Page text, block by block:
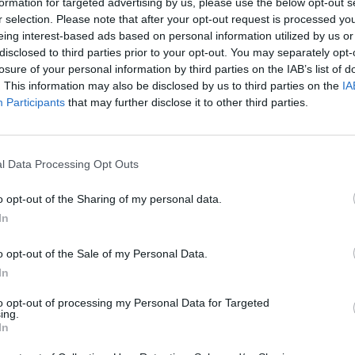
selection. Please note that after your opt-out request is processed
interest-based ads based on personal information utilized by us
to third parties prior to your opt-out. You may separately
of your personal information by third parties on the IAB’s list of
This information may also be disclosed by us to third parties on the
Participants that may further disclose it to other third parties.
Data Processing Opt Outs
opt-out of the Sharing of my personal data.
opt-out of the Sale of my Personal Data.
opt-out of processing my Personal Data for Targeted
afectat al voltant de160 empleats de
que s'ha reduït prop de les 150 i les 30,
les negociacions estan preservant la
de rendes i baixes incentivades.
que tenien 55 anys o més a finals del
optar qualsevol membre de la plantilla.
de mes l'expedient a un
el nombre final de treballadors afectats com les
marcada per un procés de